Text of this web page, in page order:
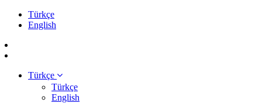
Türkçe
English
Türkçe
Türkçe
English